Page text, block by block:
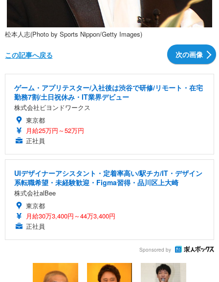
松本人志(Photo by Sports Nippon/Getty Images)
次の画像
この記事へ戻る
ゲーム・アプリテスター/入社後は渋谷で研修/リモート・在宅
勤務7割/土日祝休み・IT業界デビュー
株式会社ビヨンドワークス
東京都
月給25万円～52万円
正社員
UIデザイナーアシスタント・定着率高い/駅チカ/IT・デザイン
系転職希望・未経験歓迎・Figma習得・品川区上大崎
株式会社alBee
東京都
月給30万3,400円～44万3,400円
正社員
Sponsored by